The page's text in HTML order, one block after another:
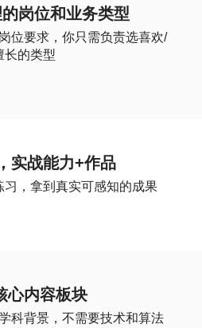
岗位和业务类型
位要求，你只需负责选喜欢/
长的类型
实战能力+作品
习，拿到真实可感知的成果
心内容板块
科背景，不需要技术和算法